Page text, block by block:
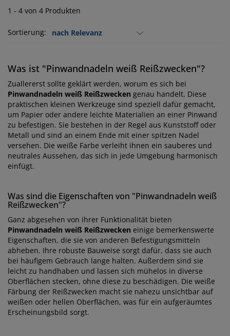
1 - 4 von 4 Produkten
Sortierung:
Was ist "Pinwandnadeln weiß Reißzwecken"?
Zuallererst sollte geklärt werden, worum es sich bei
Pinwandnadeln weiß Reißzwecken genau handelt. Diese
praktischen kleinen Werkzeuge sind speziell dafür gemacht,
um Papier oder andere leichte Materialien an einer Pinwand
zu befestigen. Sie bestehen in der Regel aus Kunststoff oder
Metall und sind an einem Ende mit einer spitzen Nadel
versehen. Die weiße Farbe verleiht ihnen ein sauberes und
neutrales Aussehen, das sich in jede Umgebung harmonisch
einfügt.
Was sind die Eigenschaften von "Pinwandnadeln weiß
Reißzwecken"?
Ganz abgesehen von ihrer Funktionalität bieten
Pinwandnadeln weiß Reißzwecken einige bemerkenswerte
Eigenschaften, die sie von anderen Befestigungsmitteln
abheben. Ihre robuste Bauweise sorgt dafür, dass sie auch
bei häufigem Gebrauch lange halten. Außerdem sind sie
leicht zu handhaben und lassen sich mühelos in diverse
Oberflächen stecken, ohne diese zu beschädigen. Die weiße
Färbung der Reißzwecken macht sie nahezu unsichtbar auf
weißen oder hellen Oberflächen, was für ein aufgeräumtes
Erscheinungsbild sorgt.